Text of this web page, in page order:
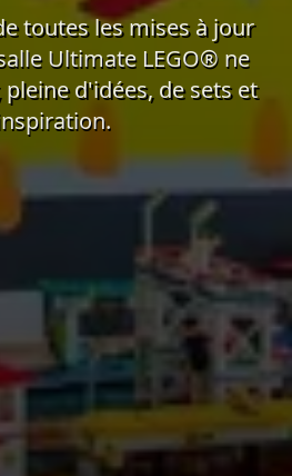
toutes les mises à jour
Ultimate LEGO® ne
pleine d'idées, de sets et